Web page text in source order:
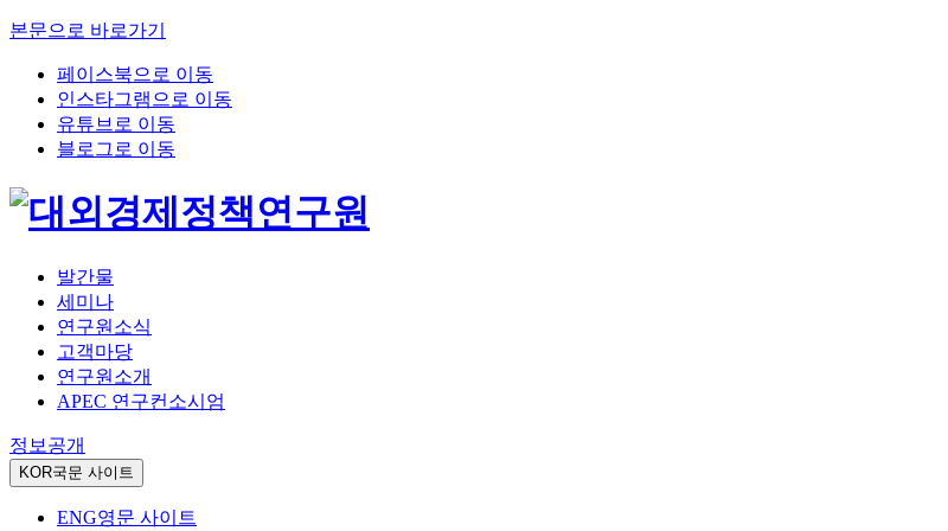
본문으로 바로가기
페이스북으로 이동
인스타그램으로 이동
유튜브로 이동
블로그로 이동
발간물
세미나
연구원소식
고객마당
연구원소개
APEC 연구컨소시엄
정보공개
KOR국문 사이트
ENG영문 사이트